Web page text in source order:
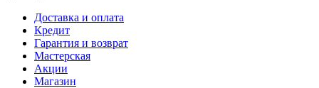
Доставка и оплата
Кредит
Гарантия и возврат
Мастерская
Акции
Магазин